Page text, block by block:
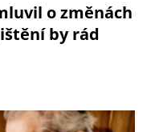
o změnách
by rád